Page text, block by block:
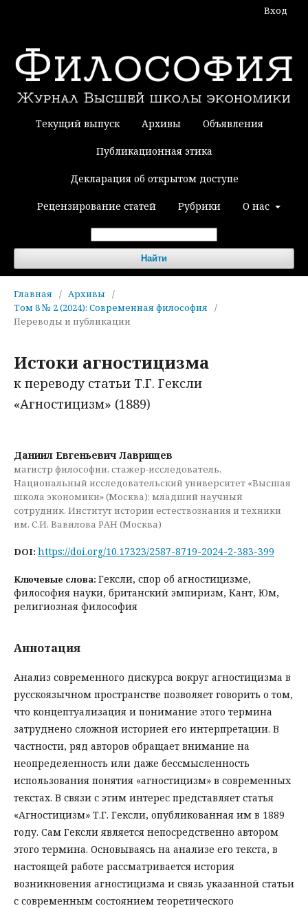
Текущий выпуск Архивы Объявления
Публикационная этика
Декларация об открытом доступе
Рецензирование статей Рубрики О нас
Найти
Вход
Главная / Архивы
/
Том 8 № 2 (2024): Современная философия
/
Переводы и публикации
Истоки агностицизма
к переводу статьи Т.Г. Гексли
«Агностицизм» (1889)
Даниил Евгеньевич Лаврищев
магистр философии, стажер-исследователь,
Национальный исследовательский университет «Высшая
школа экономики» (Москва); младший научный
сотрудник, Институт истории естествознания и техники
им. С.И. Вавилова РАН (Москва)
DOI: https://doi.org/10.17323/2587-8719-2024-2-383-399
Ключевые слова: Гексли, спор об агностицизме,
философия науки, британский эмпиризм, Кант, Юм,
религиозная философия
Аннотация
Анализ современного дискурса вокруг агностицизма в
русскоязычном пространстве позволяет говорить о том,
что концептуализация и понимание этого термина
затруднено сложной историей его интерпретации. В
частности, ряд авторов обращает внимание на
неопределенность или даже бессмысленность
использования понятия «агностицизм» в современных
текстах. В связи с этим интерес представляет статья
«Агностицизм» Т.Г. Гексли, опубликованная им в 1889
году. Сам Гексли является непосредственно автором
этого термина. Основываясь на анализе его текста, в
настоящей работе рассматривается история
возникновения агностицизма и связь указанной статьи
с современным состоянием теоретического